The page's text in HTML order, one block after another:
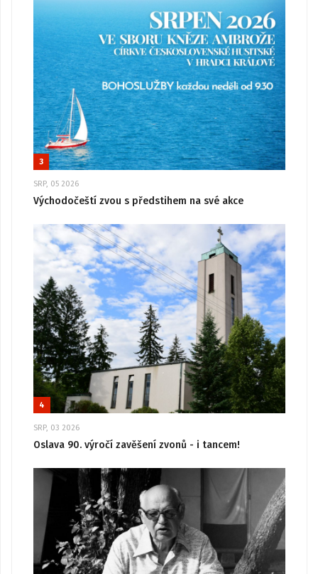
3
SRP, 05 2026
Východočeští zvou s předstihem na své akce
4
SRP, 03 2026
Oslava 90. výročí zavěšení zvonů - i tancem!